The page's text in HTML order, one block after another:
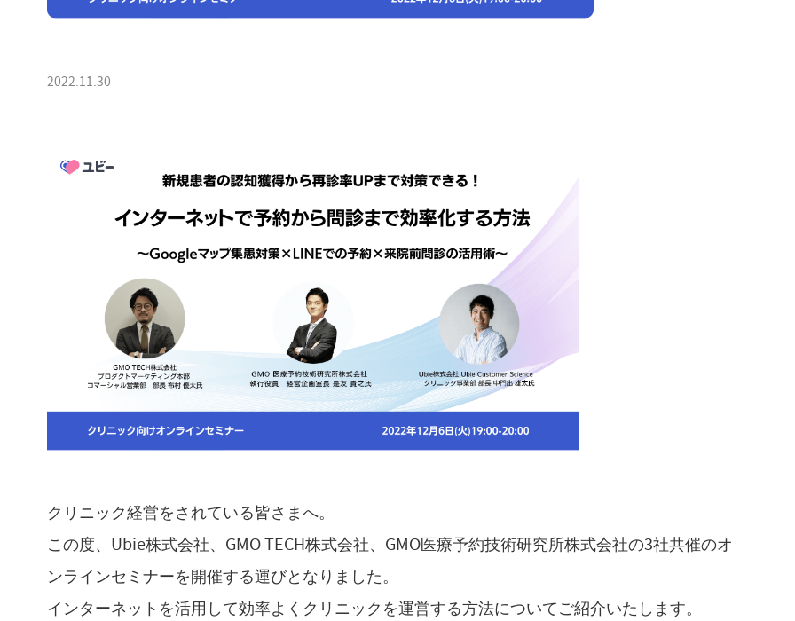
2022.11.30
クリニック経営をされている皆さまへ。
この度、Ubie株式会社、GMO TECH株式会社、GMO医療予約技術研究所株式会社の3社共催のオ
ンラインセミナーを開催する運びとなりました。
インターネットを活用して効率よくクリニックを運営する方法についてご紹介いたします。